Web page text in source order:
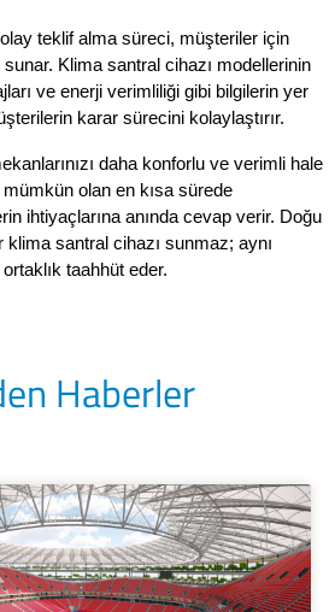
teklif alma süreci, müşteriler için
sunar. Klima santral cihazı modellerinin
ve enerji verimliliği gibi bilgilerin yer
karar sürecini kolaylaştırır.
daha konforlu ve verimli hale
olan en kısa sürede
ihtiyaçlarına anında cevap verir. Doğu
klima santral cihazı sunmaz; aynı
taahhüt eder.
Haberler